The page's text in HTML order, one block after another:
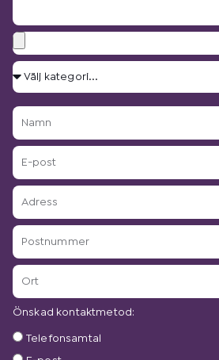
Bilagor
Välj
Namn
E-
post
Adress
Postnummer
Ort
Önskad kontaktmetod:
Önskad
Telefonsamtal